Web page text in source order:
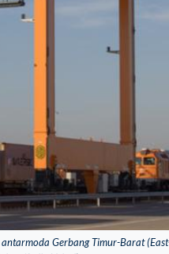
Gerbang Timur-Barat